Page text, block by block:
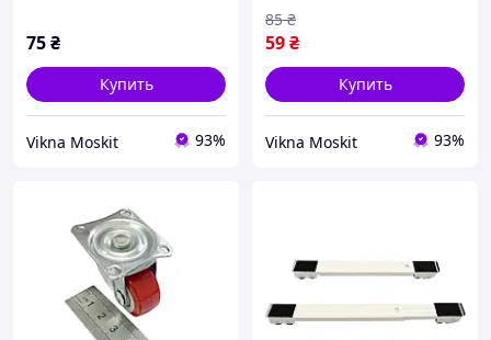
75₴
Купить
Vikna Moskit 93%
59₴
85 ₴
Купить
Vikna Moskit 93%